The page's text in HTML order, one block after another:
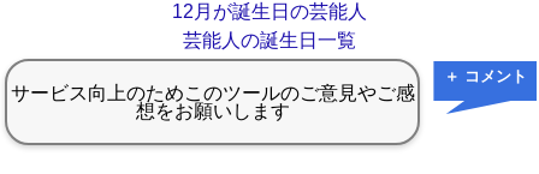
12月が誕生日の芸能人
芸能人の誕生日一覧
＋ コメント